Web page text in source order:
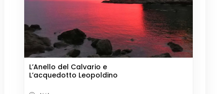
L’Anello del Calvario e
L’acquedotto Leopoldino